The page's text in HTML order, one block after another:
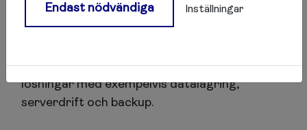
internettjänster som Advania erbjuder. Via
befintlig fiber i fastigheten får du snabbt och
Advanias tjänsteutbud omfattar även IT-
lösningar med exempelvis datalagring,
serverdrift och backup.
Endast nödvändiga Inställningar